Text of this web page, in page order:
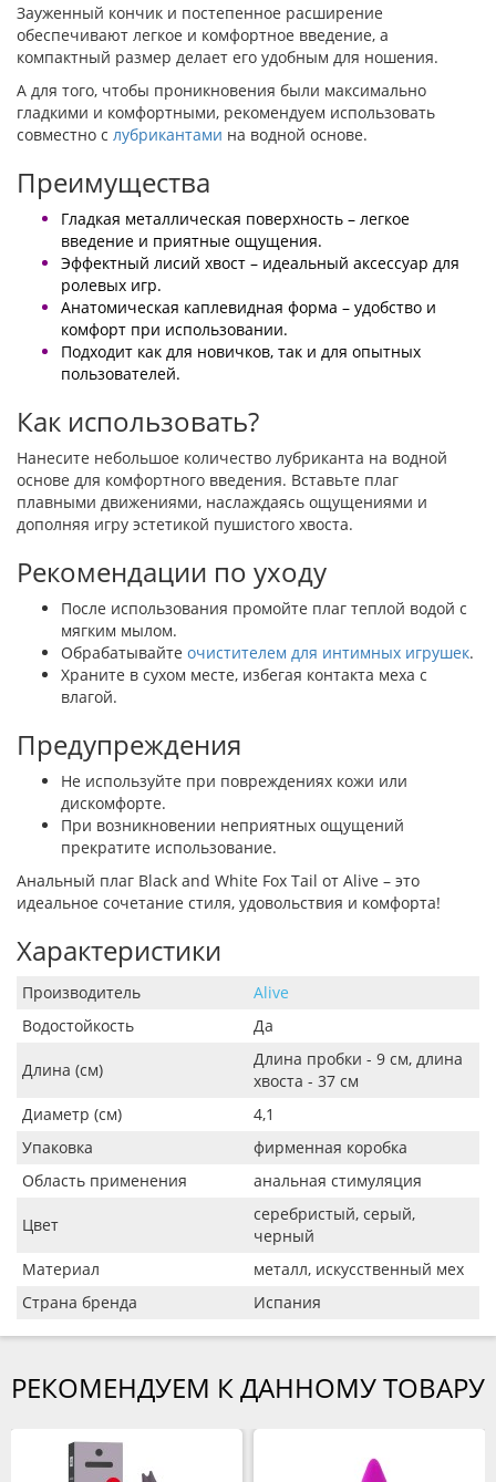
Зауженный кончик и постепенное расширение
обеспечивают легкое и комфортное введение, а
компактный размер делает его удобным для ношения.
А для того, чтобы проникновения были максимально
гладкими и комфортными, рекомендуем использовать
совместно с лубрикантами на водной основе.
Преимущества
Гладкая металлическая поверхность – легкое
введение и приятные ощущения.
Эффектный лисий хвост – идеальный аксессуар для
ролевых игр.
Анатомическая каплевидная форма – удобство и
комфорт при использовании.
Подходит как для новичков, так и для опытных
пользователей.
Как использовать?
Нанесите небольшое количество лубриканта на водной
основе для комфортного введения. Вставьте плаг
плавными движениями, наслаждаясь ощущениями и
дополняя игру эстетикой пушистого хвоста.
Рекомендации по уходу
После использования промойте плаг теплой водой с
мягким мылом.
Обрабатывайте очистителем для интимных игрушек.
Храните в сухом месте, избегая контакта меха с
влагой.
Предупреждения
Не используйте при повреждениях кожи или
дискомфорте.
При возникновении неприятных ощущений
прекратите использование.
Анальный плаг Black and White Fox Tail от Alive – это
идеальное сочетание стиля, удовольствия и комфорта!
Характеристики
Производитель
Alive
Водостойкость
Да
Длина (см)
Длина пробки - 9 см, длина
хвоста - 37 см
Диаметр (см)
4,1
Упаковка
фирменная коробка
Область применения
анальная стимуляция
Цвет
серебристый, серый,
черный
Материал
металл, искусственный мех
Страна бренда
Испания
РЕКОМЕНДУЕМ К ДАННОМУ ТОВАРУ